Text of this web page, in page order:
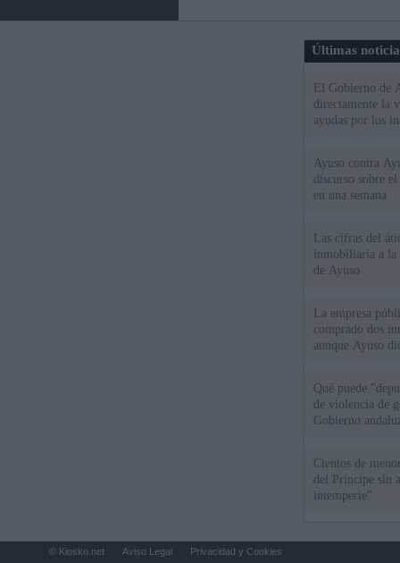
Últimas
El Gobierno de
directamente la
ayudas por los
Ayuso contra
discurso sobre
en una semana
Las cifras del
inmobiliaria a la
de Ayuso
La empresa
comprado dos
aunque Ayuso
Qué puede
de violencia de
Gobierno
Cientos de
del Príncipe sin
intemperie"
© Kiosko.net Aviso Legal Privacidad y Cookies